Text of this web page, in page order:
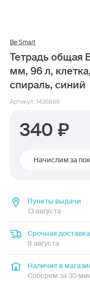
Be Smart
Тетрадь общая
мм, 96 л,
спираль, синий
Артикул: 1436869
340
Начислим за
Пункты выдачи
13 августа
Срочная доставка
8 августа
Наличие в
Соберем за 30